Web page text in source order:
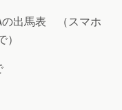
の出馬表 （スマホ